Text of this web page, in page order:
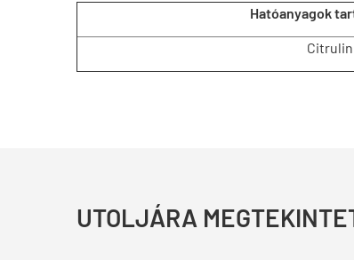
Hatóanyagok
UTOLJÁRA